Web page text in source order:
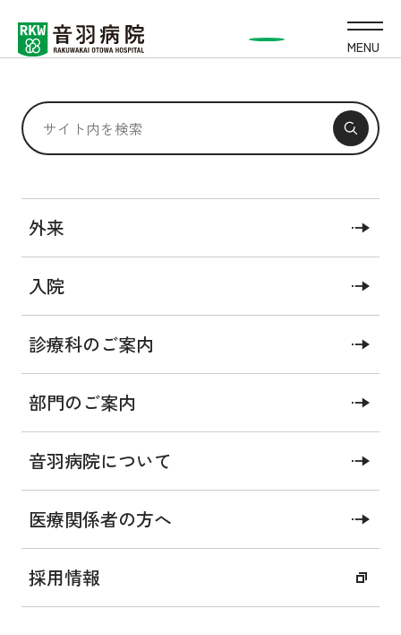
MENU
外来
入院
診療科のご案内
部門のご案内
音羽病院について
医療関係者の方へ
採用情報
入退院支援相談室
所属長のひとこと スタッフ紹介
業務内容
業務実績
所属長のひとこと